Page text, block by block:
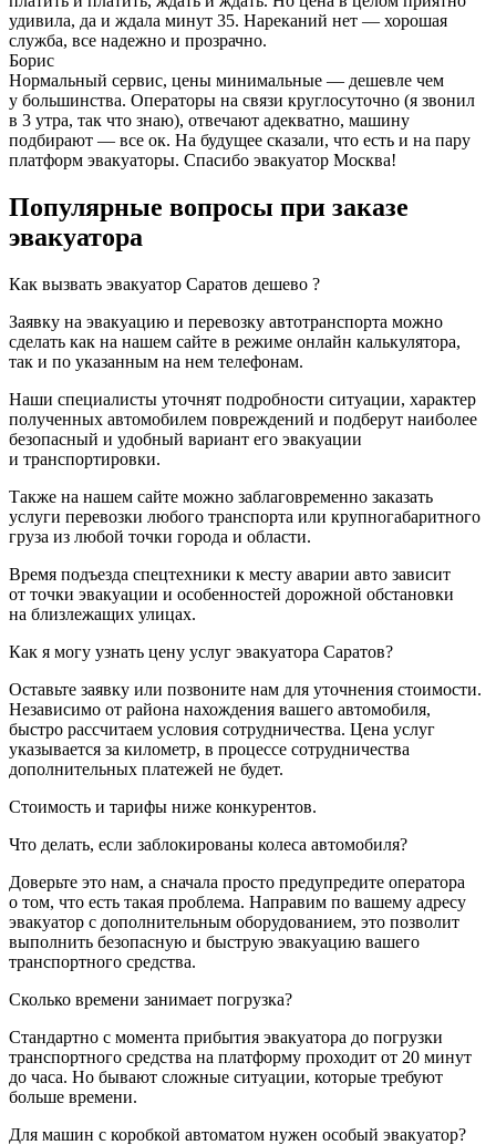
удивила, да и ждала минут 35. Нареканий нет — хорошая
служба, все надежно и прозрачно.
Борис
Нормальный сервис, цены минимальные — дешевле чем
у большинства. Операторы на связи круглосуточно (я звонил
в 3 утра, так что знаю), отвечают адекватно, машину
подбирают — все ок. На будущее сказали, что есть и на пару
платформ эвакуаторы. Спасибо эвакуатор Москва!
Популярные вопросы при заказе
эвакуатора
Как вызвать эвакуатор Саратов дешево ?
Заявку на эвакуацию и перевозку автотранспорта можно
сделать как на нашем сайте в режиме онлайн калькулятора,
так и по указанным на нем телефонам.
Наши специалисты уточнят подробности ситуации, характер
полученных автомобилем повреждений и подберут наиболее
безопасный и удобный вариант его эвакуации
и транспортировки.
Также на нашем сайте можно заблаговременно заказать
услуги перевозки любого транспорта или крупногабаритного
груза из любой точки города и области.
Время подъезда спецтехники к месту аварии авто зависит
от точки эвакуации и особенностей дорожной обстановки
на близлежащих улицах.
Как я могу узнать цену услуг эвакуатора Саратов?
Оставьте заявку или позвоните нам для уточнения стоимости.
Независимо от района нахождения вашего автомобиля,
быстро рассчитаем условия сотрудничества. Цена услуг
указывается за километр, в процессе сотрудничества
дополнительных платежей не будет.
Стоимость и тарифы ниже конкурентов.
Что делать, если заблокированы колеса автомобиля?
Доверьте это нам, а сначала просто предупредите оператора
о том, что есть такая проблема. Направим по вашему адресу
эвакуатор с дополнительным оборудованием, это позволит
выполнить безопасную и быструю эвакуацию вашего
транспортного средства.
Сколько времени занимает погрузка?
Стандартно с момента прибытия эвакуатора до погрузки
транспортного средства на платформу проходит от 20 минут
до часа. Но бывают сложные ситуации, которые требуют
больше времени.
Для машин с коробкой автоматом нужен особый эвакуатор?